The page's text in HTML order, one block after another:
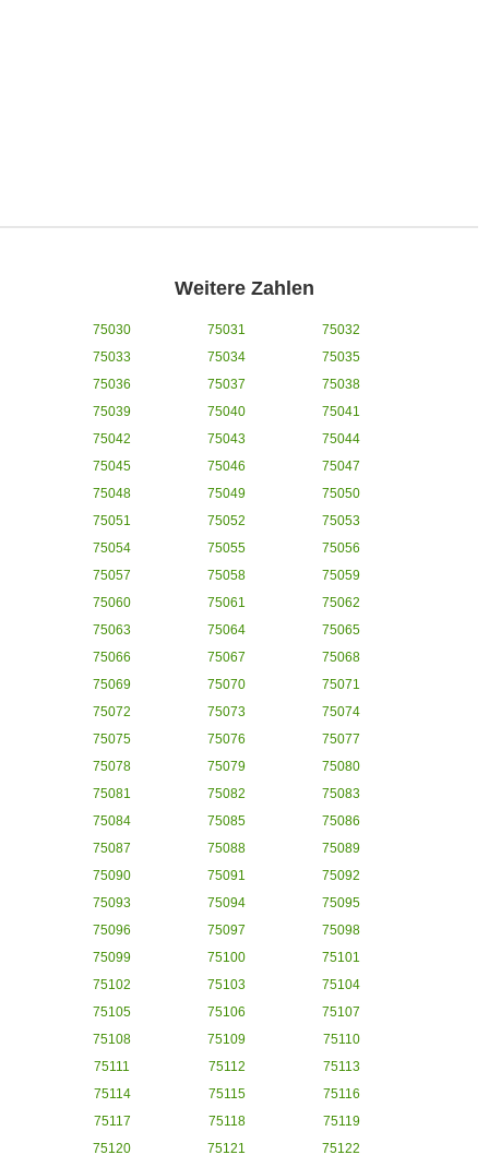
Weitere Zahlen
75030 75031
75032
75033
75034
75035
75036
75037
75038
75039
75040
75041
75042
75043
75044
75045
75046
75047
75048
75049
75050
75051
75052
75053
75054
75055
75056
75057
75058
75059
75060
75061
75062
75063
75064
75065
75066
75067
75068
75069
75070
75071
75072
75073
75074
75075
75076
75077
75078
75079
75080
75081
75082
75083
75084
75085
75086
75087
75088
75089
75090
75091
75092
75093
75094
75095
75096
75097
75098
75099
75100
75101
75102
75103
75104
75105
75106
75107
75108
75109
75110
75111
75112
75113
75114
75115
75116
75117
75118
75119
75120
75121 75122